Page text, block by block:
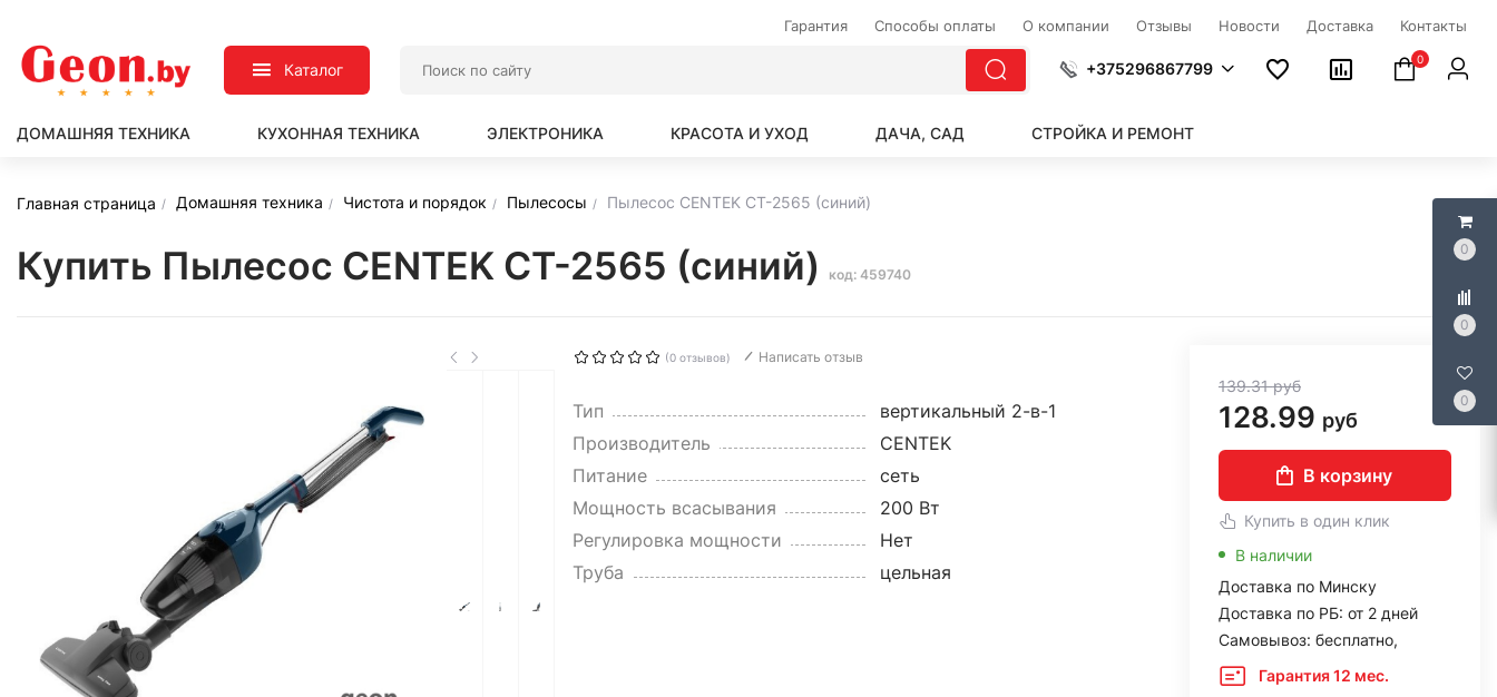
0
0
0
Гарантия Способы оплаты О компании Отзывы Новости Доставка Контакты
Каталог +375296867799
0
ДОМАШНЯЯ ТЕХНИКА КУХОННАЯ ТЕХНИКА ЭЛЕКТРОНИКА КРАСОТА И УХОД ДАЧА, САД СТРОЙКА И РЕМОНТ
Главная страница Домашняя техника Чистота и порядок Пылесосы Пылесос CENTEK CT-2565 (синий)
Купить Пылесос CENTEK CT-2565 (синий) код: 459740
(0 отзывов) Написать отзыв
Тип
вертикальный 2-в-1
Производитель
CENTEK
Питание
сеть
Мощность всасывания
200 Вт
Регулировка мощности
Нет
Труба
цельная
139.31руб
128.99 руб
В корзину
Купить в один клик
В наличии
Доставка по Минску
Доставка по РБ: от 2 дней
Самовывоз: бесплатно,
Гарантия 12 мес.